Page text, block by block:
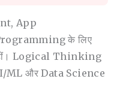
App
के लिए
Logical Thinking
ML और Data Science